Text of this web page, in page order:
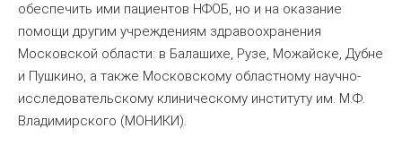
обеспечить ими пациентов НФОБ, но и на оказание
помощи другим учреждениям здравоохранения
Московской области: в Балашихе, Рузе, Можайске, Дубне
и Пушкино, а также Московскому областному научно-
исследовательскому клиническому институту им. М.Ф.
Владимирского (МОНИКИ).